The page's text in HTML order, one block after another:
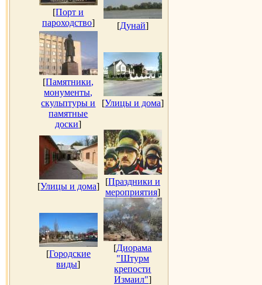
[Порт и
пароходство] [Дунай]
[Памятники,
монументы,
скульптуры и
памятные
доски]
[Улицы и дома]
[Улицы и дома] [Праздники и
мероприятия]
[Городские
виды]
[Диорама
"Штурм
крепости
Измаил"]